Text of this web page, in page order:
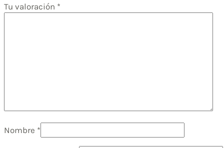
Tu valoración *
Nombre *